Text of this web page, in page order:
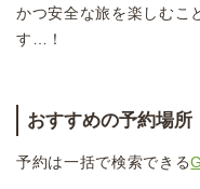
かつ安全な旅を楽しむこ
す…！
おすすめの予約場所
予約は一括で検索できる